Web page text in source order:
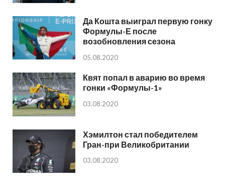
Да Кошта выиграл первую гонку
Формулы-Е после
возобновления сезона
05.08.2020
Квят попал в аварию во время
гонки «Формулы-1»
03.08.2020
Хэмилтон стал победителем
Гран-при Великобритании
03.08.2020